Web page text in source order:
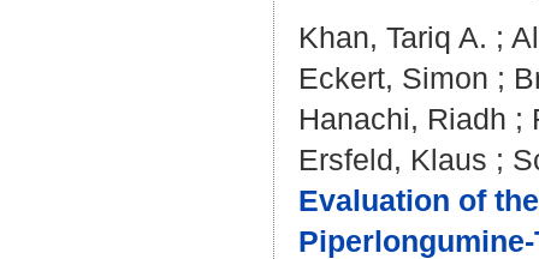
Khan, Tariq A. ;
Eckert, Simon ;
Hanachi, Riadh ;
Ersfeld, Klaus ;
Evaluation of